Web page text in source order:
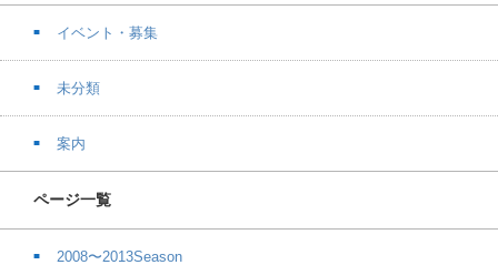
イベント・募集
未分類
案内
ページ一覧
2008〜2013Season